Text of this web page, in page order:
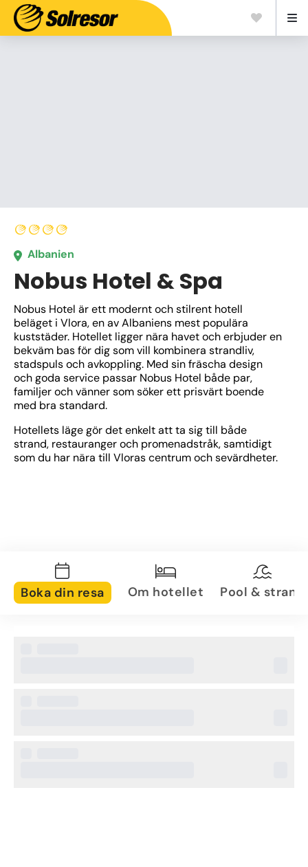
Albanien
Nobus Hotel & Spa
Nobus Hotel är ett modernt och stilrent hotell
beläget i Vlora, en av Albaniens mest populära
kuststäder. Hotellet ligger nära havet och erbjuder en
bekväm bas för dig som vill kombinera strandliv,
stadspuls och avkoppling. Med sin fräscha design
och goda service passar Nobus Hotel både par,
familjer och vänner som söker ett prisvärt boende
med bra standard.
Hotellets läge gör det enkelt att ta sig till både
strand, restauranger och promenadstråk, samtidigt
som du har nära till Vloras centrum och sevärdheter.
Boka din resa Om hotellet Pool & strand